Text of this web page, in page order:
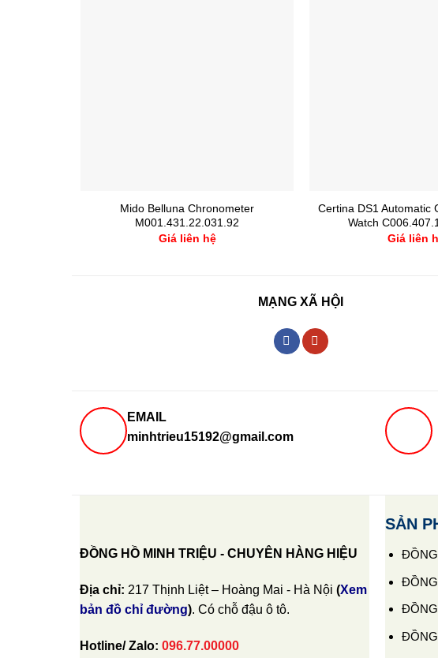
Mido Belluna Chronometer
M001.431.22.031.92
Giá liên hệ
Certina DS1 Automatic
Watch
Giá liên
MẠNG XÃ HỘI
EMAIL
minhtrieu15192@gmail.com
ĐỒNG HỒ MINH TRIỆU - CHUYÊN HÀNG HIỆU
Địa chỉ: 217 Thịnh Liệt – Hoàng Mai - Hà Nội (Xem
bản đồ chỉ đường). Có chỗ đậu ô tô.
Hotline/ Zalo: 096.77.00000
SẢN